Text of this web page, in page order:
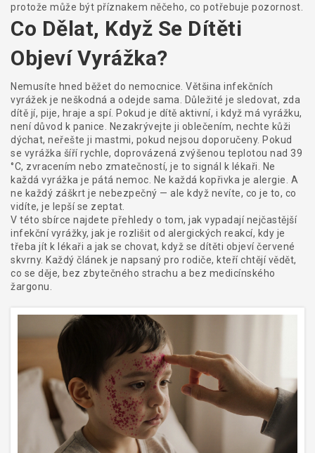
protože může být příznakem něčeho, co potřebuje pozornost.
Co Dělat, Když Se Dítěti
Objeví Vyrážka?
Nemusíte hned běžet do nemocnice. Většina infekčních
vyrážek je neškodná a odejde sama. Důležité je sledovat, zda
dítě jí, pije, hraje a spí. Pokud je dítě aktivní, i když má vyrážku,
není důvod k panice. Nezakrývejte ji oblečením, nechte kůži
dýchat, neřešte ji mastmi, pokud nejsou doporučeny. Pokud
se vyrážka šíří rychle, doprovázená zvýšenou teplotou nad 39
°C, zvracením nebo zmatečností, je to signál k lékaři. Ne
každá vyrážka je pátá nemoc. Ne každá kopřivka je alergie. A
ne každý záškrt je nebezpečný — ale když nevíte, co je to, co
vidíte, je lepší se zeptat.
V této sbírce najdete přehledy o tom, jak vypadají nejčastější
infekční vyrážky, jak je rozlišit od alergických reakcí, kdy je
třeba jít k lékaři a jak se chovat, když se dítěti objeví červené
skvrny. Každý článek je napsaný pro rodiče, kteří chtějí vědět,
co se děje, bez zbytečného strachu a bez medicínského
žargonu.